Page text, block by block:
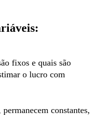
fixos e quais são
o lucro com
constantes,